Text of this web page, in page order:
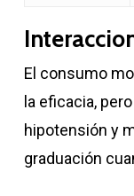
El consumo
la eficacia,
hipotensión y
graduación